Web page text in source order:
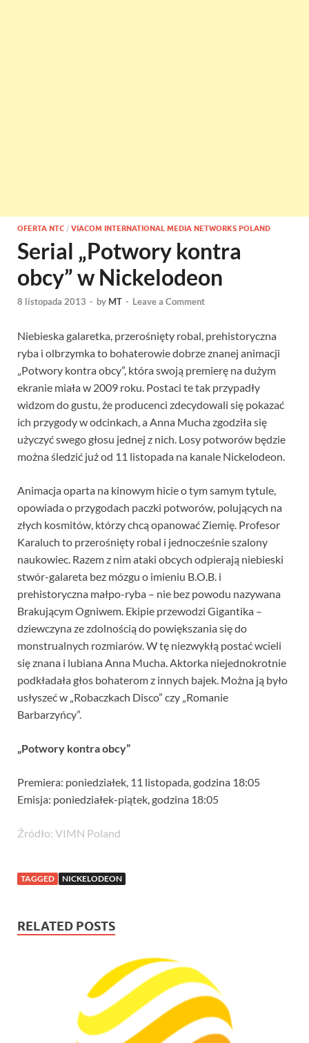
OFERTA NTC / VIACOM INTERNATIONAL MEDIA NETWORKS POLAND
Serial „Potwory kontra
obcy” w Nickelodeon
8 listopada 2013 - by MT - Leave a Comment
Niebieska galaretka, przerośnięty robal, prehistoryczna
ryba i olbrzymka to bohaterowie dobrze znanej animacji
„Potwory kontra obcy”, która swoją premierę na dużym
ekranie miała w 2009 roku. Postaci te tak przypadły
widzom do gustu, że producenci zdecydowali się pokazać
ich przygody w odcinkach, a Anna Mucha zgodziła się
użyczyć swego głosu jednej z nich. Losy potworów będzie
można śledzić już od 11 listopada na kanale Nickelodeon.
Animacja oparta na kinowym hicie o tym samym tytule,
opowiada o przygodach paczki potworów, polujących na
złych kosmitów, którzy chcą opanować Ziemię. Profesor
Karaluch to przerośnięty robal i jednocześnie szalony
naukowiec. Razem z nim ataki obcych odpierają niebieski
stwór-galareta bez mózgu o imieniu B.O.B. i
prehistoryczna małpo-ryba – nie bez powodu nazywana
Brakującym Ogniwem. Ekipie przewodzi Gigantika –
dziewczyna ze zdolnością do powiększania się do
monstrualnych rozmiarów. W tę niezwykłą postać wcieli
się znana i lubiana Anna Mucha. Aktorka niejednokrotnie
podkładała głos bohaterom z innych bajek. Można ją było
usłyszeć w „Robaczkach Disco” czy „Romanie
Barbarzyńcy”.
„Potwory kontra obcy”
Premiera: poniedziałek, 11 listopada, godzina 18:05
Emisja: poniedziałek-piątek, godzina 18:05
Źródło: VIMN Poland
TAGGED NICKELODEON
RELATED POSTS